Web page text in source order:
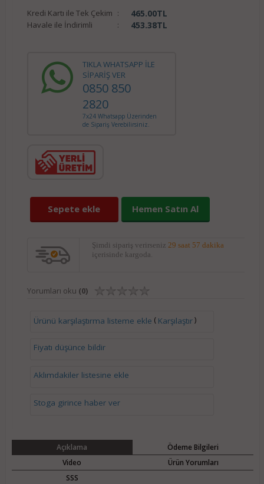
Kredi Kartı ile Tek Çekim : 465.00TL
Havale ile İndirimli : 453.38TL
TIKLA WHATSAPP İLE
SİPARİŞ VER
0850 850
2820
7x24 Whatsapp Üzerinden
de Sipariş Verebilirsiniz.
Sepete ekle Hemen Satın Al
Şimdi sipariş verirseniz 29 saat 57 dakika
içerisinde kargoda.
Yorumları oku (0)
Ürünü karşılaştırma listeme ekle ( Karşılaştır)
Fiyatı düşünce bildir
Aklımdakiler listesine ekle
Stoga girince haber ver
Açıklama
Ödeme Bilgileri
Video
Ürün Yorumları
SSS